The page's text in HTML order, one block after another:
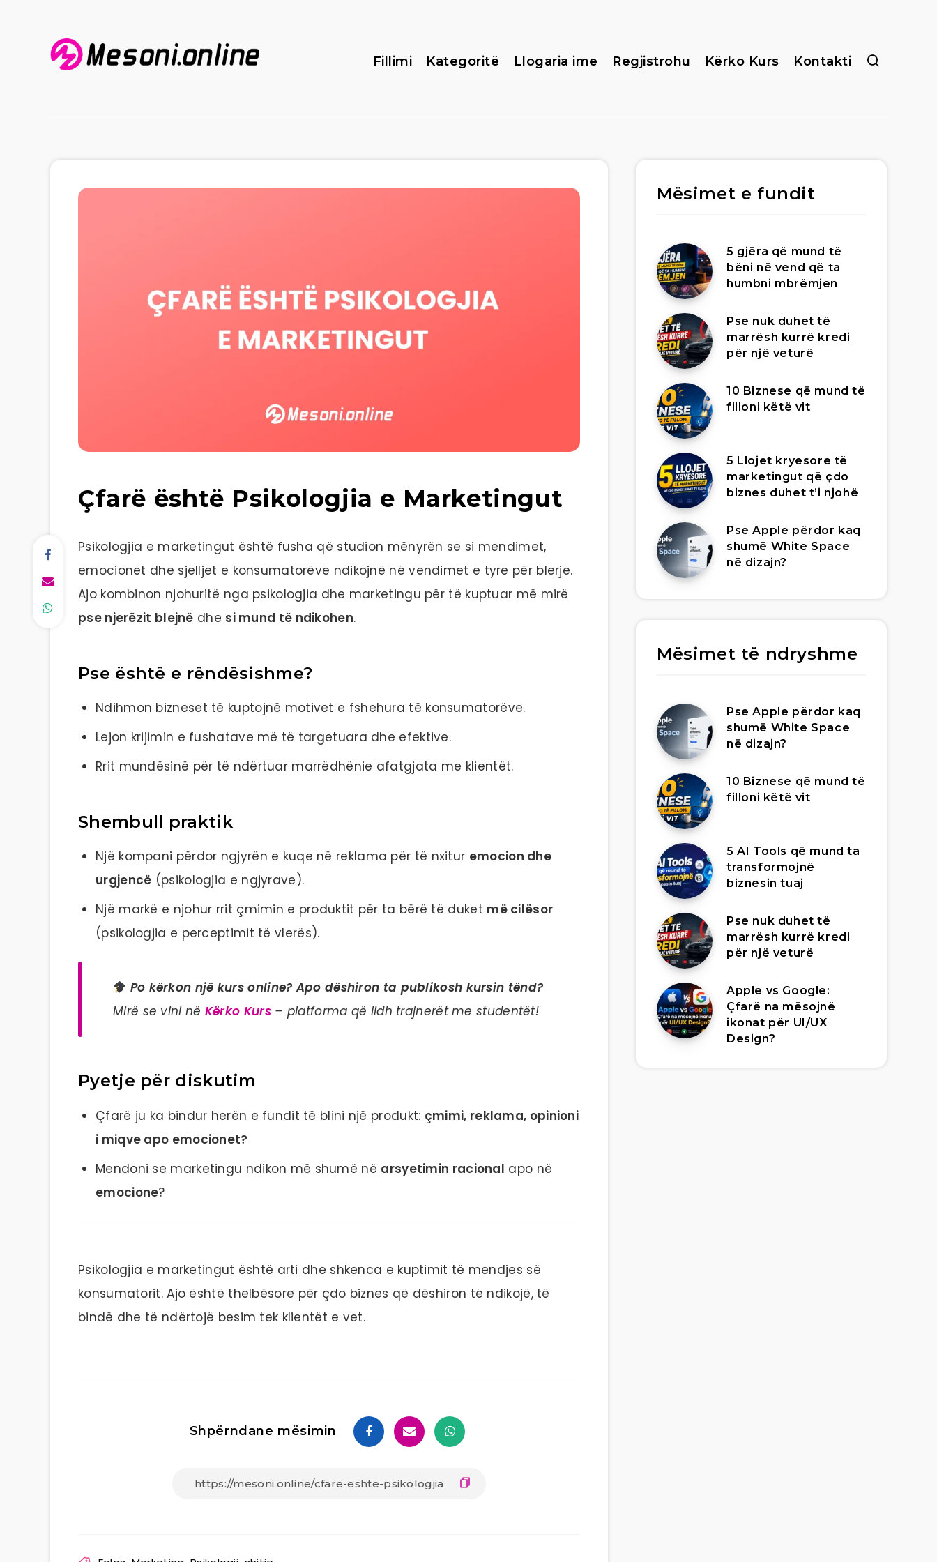
Fillimi Kategoritë Llogaria ime Regjistrohu Kërko Kurs Kontakti
Çfarë është Psikologjia e Marketingut
Psikologjia e marketingut është fusha që studion mënyrën se si mendimet,
emocionet dhe sjelljet e konsumatorëve ndikojnë në vendimet e tyre për blerje.
Ajo kombinon njohuritë nga psikologjia dhe marketingu për të kuptuar më mirë
pse njerëzit blejnë dhe si mund të ndikohen.
Pse është e rëndësishme?
Ndihmon bizneset të kuptojnë motivet e fshehura të konsumatorëve.
Lejon krijimin e fushatave më të targetuara dhe efektive.
Rrit mundësinë për të ndërtuar marrëdhënie afatgjata me klientët.
Shembull praktik
Një kompani përdor ngjyrën e kuqe në reklama për të nxitur emocion dhe
urgjencë (psikologjia e ngjyrave).
Një markë e njohur rrit çmimin e produktit për ta bërë të duket më cilësor
(psikologjia e perceptimit të vlerës).
Po kërkon një kurs online? Apo dëshiron ta publikosh kursin tënd?
Mirë se vini në Kërko Kurs– platforma që lidh trajnerët me studentët!
Pyetje për diskutim
Çfarë ju ka bindur herën e fundit të blini një produkt: çmimi, reklama, opinioni
i miqve apo emocionet?
Mendoni se marketingu ndikon më shumë në arsyetimin racional apo në
emocione?
Psikologjia e marketingut është arti dhe shkenca e kuptimit të mendjes së
konsumatorit. Ajo është thelbësore për çdo biznes që dëshiron të ndikojë, të
bindë dhe të ndërtojë besim tek klientët e vet.
Shpërndane mësimin
Mësimet e fundit
5 gjëra që mund të
bëni në vend që ta
humbni mbrëmjen
Pse nuk duhet të
marrësh kurrë kredi
për një veturë
10 Biznese që mund të
filloni këtë vit
5 Llojet kryesore të
marketingut që çdo
biznes duhet t’i njohë
Pse Apple përdor kaq
shumë White Space
në dizajn?
Mësimet të ndryshme
Pse Apple përdor kaq
shumë White Space
në dizajn?
10 Biznese që mund të
filloni këtë vit
5 AI Tools që mund ta
transformojnë
biznesin tuaj
Pse nuk duhet të
marrësh kurrë kredi
për një veturë
Apple vs Google:
Çfarë na mësojnë
ikonat për UI/UX
Design?